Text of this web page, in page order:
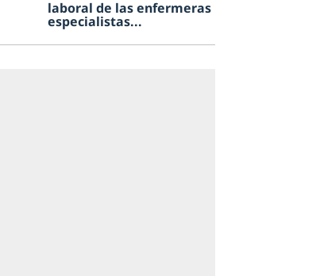
laboral de las enfermeras
especialistas...